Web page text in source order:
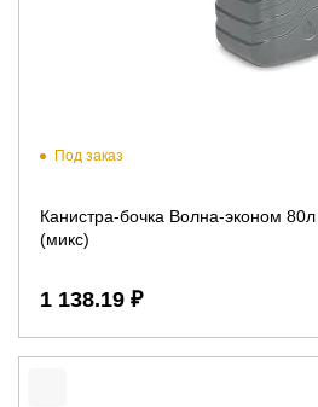
Под заказ
Канистра-бочка Волна-эконом
(микс)
1 138.19 ₽